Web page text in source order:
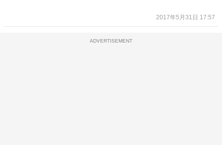
2017年5月31日 17:57
ADVERTISEMENT